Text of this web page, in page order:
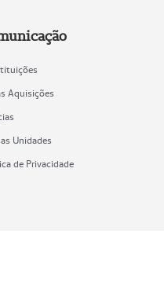
Aquisições
Unidades
de Privacidade